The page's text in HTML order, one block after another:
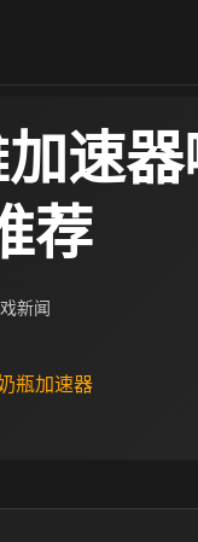
速
荐
新闻
瓶加速器